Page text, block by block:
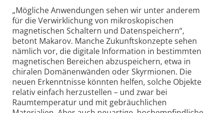
„Mögliche Anwendungen sehen wir unter anderem
für die Verwirklichung von mikroskopischen
magnetischen Schaltern und Datenspeichern“,
betont Makarov. Manche Zukunftskonzepte sehen
nämlich vor, die digitale Information in bestimmten
magnetischen Bereichen abzuspeichern, etwa in
chiralen Domänenwänden oder Skyrmionen. Die
neuen Erkenntnisse könnten helfen, solche Objekte
relativ einfach herzustellen – und zwar bei
Raumtemperatur und mit gebräuchlichen